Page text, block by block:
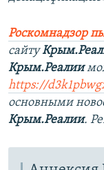
Роскомнадзор
сайту
Крым.Реалии
https://
основными
Крым.Реалии.